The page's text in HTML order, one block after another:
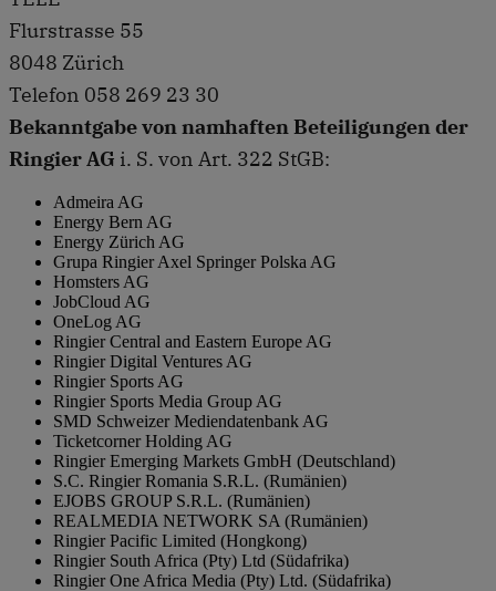
Flurstrasse 55
8048 Zürich
Telefon 058 269 23 30
Bekanntgabe von namhaften Beteiligungen der
Ringier AG i. S. von Art. 322 StGB:
Admeira AG
Energy Bern AG
Energy Zürich AG
Grupa Ringier Axel Springer Polska AG
Homsters AG
JobCloud AG
OneLog AG
Ringier Central and Eastern Europe AG
Ringier Digital Ventures AG
Ringier Sports AG
Ringier Sports Media Group AG
SMD Schweizer Mediendatenbank AG
Ticketcorner Holding AG
Ringier Emerging Markets GmbH (Deutschland)
S.C. Ringier Romania S.R.L. (Rumänien)
EJOBS GROUP S.R.L. (Rumänien)
REALMEDIA NETWORK SA (Rumänien)
Ringier Pacific Limited (Hongkong)
Ringier South Africa (Pty) Ltd (Südafrika)
Ringier One Africa Media (Pty) Ltd. (Südafrika)